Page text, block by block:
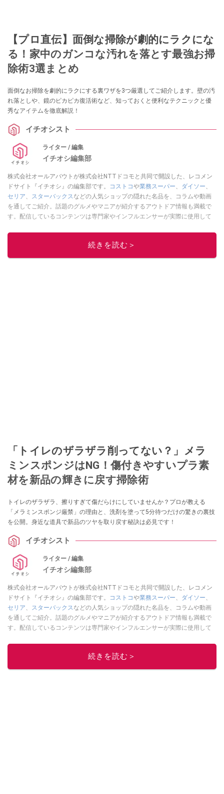
【プロ直伝】面倒な掃除が劇的にラクにな
る！家中のガンコな汚れを落とす最強お掃
除術3選まとめ
面倒なお掃除を劇的にラクにする裏ワザを3つ厳選してご紹介します。壁の汚
れ落としや、鏡のピカピカ復活術など、知っておくと便利なテクニックと優
秀なアイテムを徹底解説！
イチオシスト
ライター / 編集
イチオシ編集部
株式会社オールアバウトが株式会社NTTドコモと共同で開設した、レコメン
ドサイト『イチオシ』の編集部です。
コストコや業務スーパー、 ダイソー、
セリア、 スターバックスなどの人気ショップの隠れた名品を、コラムや動画
を通してご紹介。話題のグルメやマニアが紹介するアウトドア情報も満載で
す。配信しているコンテンツは専門家やインフルエンサーが実際に使用して
ニュースでフォロー
続きを読む＞
「トイレのザラザラ削ってない？」メラ
ミンスポンジはNG！傷付きやすいプラ素
材を新品の輝きに戻す掃除術
トイレのザラザラ、擦りすぎて傷だらけにしていませんか？プロが教える
「メラミンスポンジ厳禁」の理由と、洗剤を塗って5分待つだけの驚きの裏技
を公開。身近な道具で新品のツヤを取り戻す秘訣は必見です！
イチオシスト
ライター / 編集
イチオシ編集部
株式会社オールアバウトが株式会社NTTドコモと共同で開設した、レコメン
ドサイト『イチオシ』の編集部です。
コストコや業務スーパー、 ダイソー、
セリア、 スターバックスなどの人気ショップの隠れた名品を、コラムや動画
を通してご紹介。話題のグルメやマニアが紹介するアウトドア情報も満載で
す。配信しているコンテンツは専門家やインフルエンサーが実際に使用して
ニュースでフォロー
続きを読む＞